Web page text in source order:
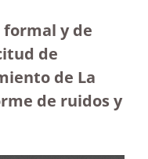
y de
de
de La
de ruidos y